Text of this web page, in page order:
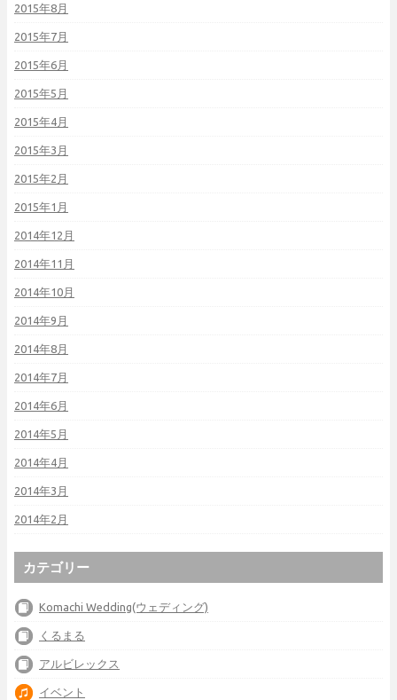
2015年8月
2015年7月
2015年6月
2015年5月
2015年4月
2015年3月
2015年2月
2015年1月
2014年12月
2014年11月
2014年10月
2014年9月
2014年8月
2014年7月
2014年6月
2014年5月
2014年4月
2014年3月
2014年2月
カテゴリー
Komachi Wedding(ウェディング)
くるまる
アルビレックス
イベント